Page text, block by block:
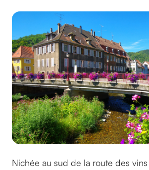
Nichée au sud de la route des vins